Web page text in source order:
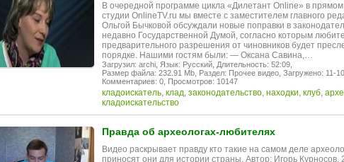
В очередной программе цикла «Дилетант Online» в
студии OnlineTV.ru мы вместе с заместителем главного
Ольгой Бычковой обсуждали новые поправки в
недавно Государственной Думой, согласно которым
предварительного разрешения от чиновников будет
порядке. Нашими гостям были: — Оксана Савина,…
Загрузил: archi, Язык: Русский, Длительность: 52:09,
Размер файла: 232.91 Mb, Раздел: Прочее видео, Загружено: 11-
Комментариев: 0, Просмотров: 10147
кладоискатель, клад, законодательство, находки, клуб,
кладоискательство
Правда об археологах-любителях
Видео раскрывает правду кто такие на самом деле
приносят они для истории страны. Автор: Игорь Курносов,